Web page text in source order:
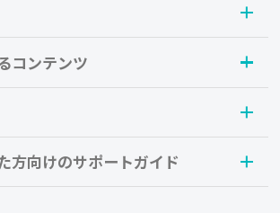
コンテンツ
方向けのサポートガイド